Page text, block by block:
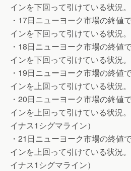
インを下回って引けている状況。
・17日ニューヨーク市場の終値
インを下回って引けている状況。
・18日ニューヨーク市場の終値
インを下回って引けている状況。
・19日ニューヨーク市場の終値
インを上回って引けている状況。
・20日ニューヨーク市場の終値
インを上回って引けている状況
イナス1シグマライン）
・21日ニューヨーク市場の終値
インを上回って引けている状況
イナス1シグマライン）